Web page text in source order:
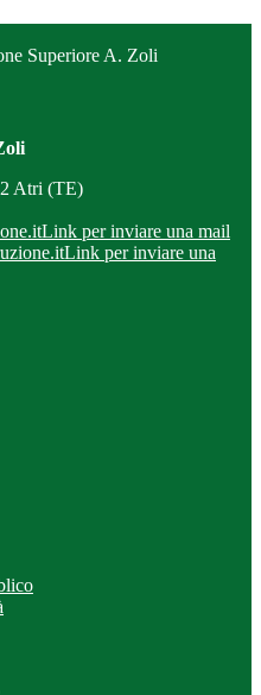
Superiore A. Zoli
Atri (TE)
Link per inviare una mail
Link per inviare una